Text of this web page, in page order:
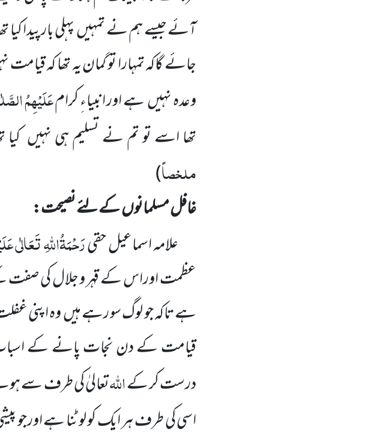
آئے جیسے ہم نے تمہیںپہلی بارپیدا
جائے گاکہ تمہارا تو گمان یہ تھا کہ قیامت
وعدہ نہیںہے اور انبیاءِ کرامعَلَیْہِمُ
تھا اسے تو تم نے تسلیم ہی نہیں
ملخصاً)
غافل مسلمانوںکے لئے نصیحت:
علامہ اسماعیل حقیرَحْمَۃُاللّٰہِ تَعَالٰی
عظمت اوراس کے قہر و جلالکی صفت
ہے تاکہ جو لوگ سو رہے ہیںوہ اپنی
قیامت کے دن نجات پانے کے اسباب
درست کر کےاللّٰہتعالیٰ کی طرف سے
اسی کی طرف ہر ایک کو لوٹناہے اورجو